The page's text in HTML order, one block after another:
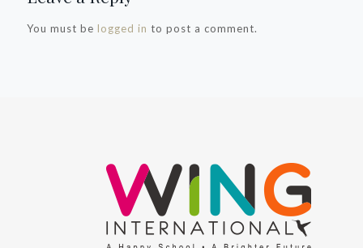
You must be logged in to post a comment.